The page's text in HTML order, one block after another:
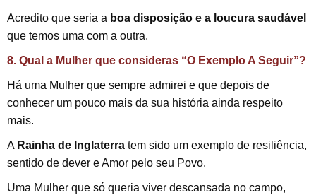
Acredito que seria a boa disposição e a loucura saudável
que temos uma com a outra.
8. Qual a Mulher que consideras “O Exemplo A Seguir”?
Há uma Mulher que sempre admirei e que depois de
conhecer um pouco mais da sua história ainda respeito
mais.
A Rainha de Inglaterra tem sido um exemplo de resiliência,
sentido de dever e Amor pelo seu Povo.
Uma Mulher que só queria viver descansada no campo,